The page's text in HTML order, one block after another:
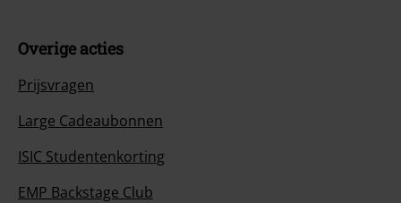
Overige acties
Prijsvragen
Large Cadeaubonnen
ISIC Studentenkorting
EMP Backstage Club